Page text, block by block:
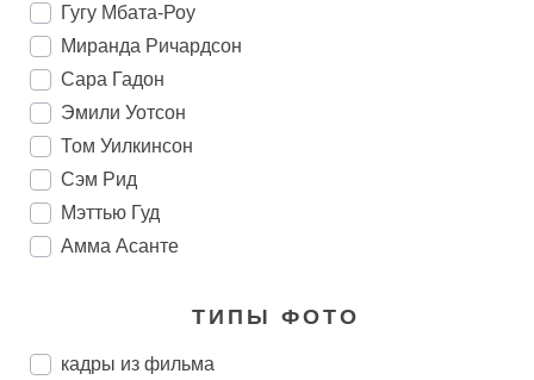
Гугу Мбата-Роу
Миранда Ричардсон
Сара Гадон
Эмили Уотсон
Том Уилкинсон
Сэм Рид
Мэттью Гуд
Амма Асанте
ТИПЫ ФОТО
кадры из фильма